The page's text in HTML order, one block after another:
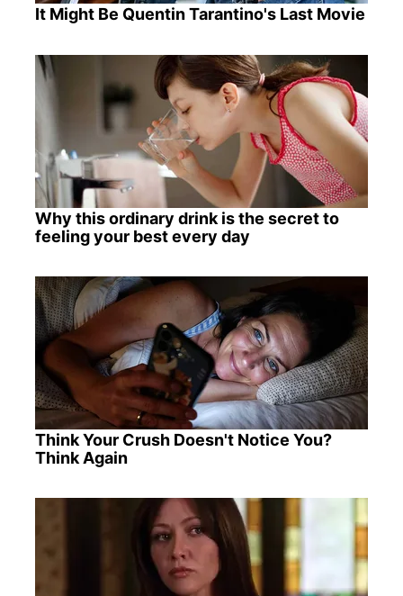
It Might Be Quentin Tarantino's Last Movie
Why this ordinary drink is the secret to
feeling your best every day
Think Your Crush Doesn't Notice You?
Think Again